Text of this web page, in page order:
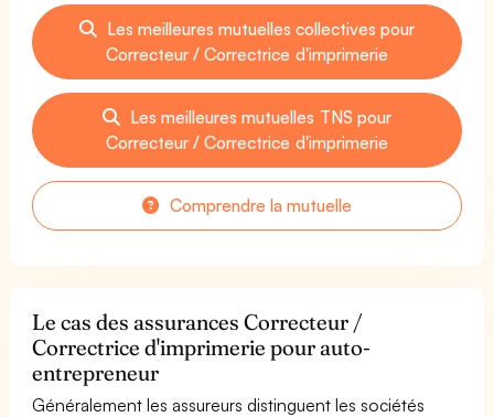
Les meilleures mutuelles collectives pour
Correcteur / Correctrice d'imprimerie
Les meilleures mutuelles TNS pour
Correcteur / Correctrice d'imprimerie
Comprendre la mutuelle
Le cas des assurances Correcteur /
Correctrice d'imprimerie pour auto-
entrepreneur
Généralement les assureurs distinguent les sociétés